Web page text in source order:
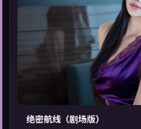
绝密航线（剧场版）